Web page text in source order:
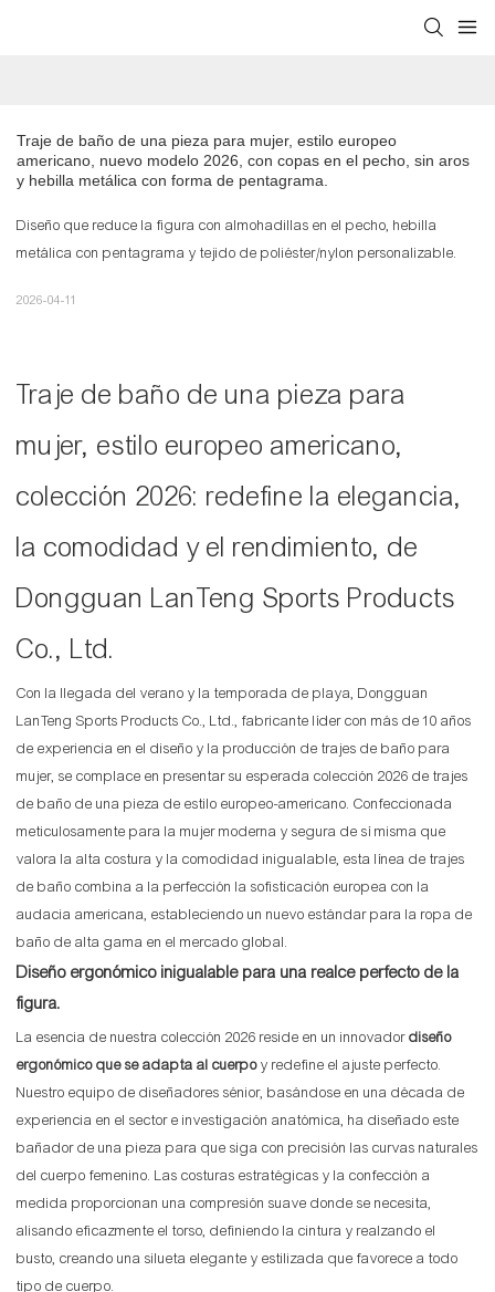
Traje de baño de una pieza para mujer, estilo europeo
americano, nuevo modelo 2026, con copas en el pecho, sin aros
y hebilla metálica con forma de pentagrama.
Diseño que reduce la figura con almohadillas en el pecho, hebilla
metálica con pentagrama y tejido de poliéster/nylon personalizable.
2026-04-11
Traje de baño de una pieza para
mujer, estilo europeo americano,
colección 2026: redefine la elegancia,
la comodidad y el rendimiento, de
Dongguan LanTeng Sports Products
Co., Ltd.
Con la llegada del verano y la temporada de playa, Dongguan
LanTeng Sports Products Co., Ltd., fabricante líder con más de 10 años
de experiencia en el diseño y la producción de trajes de baño para
mujer, se complace en presentar su esperada colección 2026 de trajes
de baño de una pieza de estilo europeo-americano. Confeccionada
meticulosamente para la mujer moderna y segura de sí misma que
valora la alta costura y la comodidad inigualable, esta línea de trajes
de baño combina a la perfección la sofisticación europea con la
audacia americana, estableciendo un nuevo estándar para la ropa de
baño de alta gama en el mercado global.
Diseño ergonómico inigualable para una realce perfecto de la
figura.
La esencia de nuestra colección 2026 reside en un innovadordiseño
ergonómico que se adapta al cuerpoy redefine el ajuste perfecto.
Nuestro equipo de diseñadores sénior, basándose en una década de
experiencia en el sector e investigación anatómica, ha diseñado este
bañador de una pieza para que siga con precisión las curvas naturales
del cuerpo femenino. Las costuras estratégicas y la confección a
medida proporcionan una compresión suave donde se necesita,
alisando eficazmente el torso, definiendo la cintura y realzando el
busto, creando una silueta elegante y estilizada que favorece a todo
tipo de cuerpo.